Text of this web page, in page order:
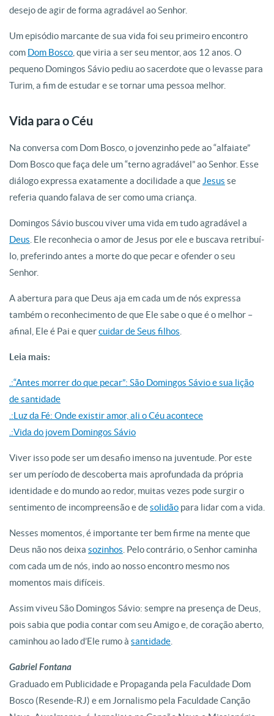
desejo de agir de forma agradável ao Senhor.
Um episódio marcante de sua vida foi seu primeiro encontro
com Dom Bosco, que viria a ser seu mentor, aos 12 anos. O
pequeno Domingos Sávio pediu ao sacerdote que o levasse para
Turim, a fim de estudar e se tornar uma pessoa melhor.
Vida para o Céu
Na conversa com Dom Bosco, o jovenzinho pede ao “alfaiate”
Dom Bosco que faça dele um “terno agradável” ao Senhor. Esse
diálogo expressa exatamente a docilidade a queJesus se
referia quando falava de ser como uma criança.
Domingos Sávio buscou viver uma vida em tudo agradável a
Deus. Ele reconhecia o amor de Jesus por ele e buscava retribuí-
lo, preferindo antes a morte do que pecar e ofender o seu
Senhor.
A abertura para que Deus aja em cada um de nós expressa
também o reconhecimento de que Ele sabe o que é o melhor –
afinal, Ele é Pai e quercuidar de Seus filhos.
Leia mais:
.:“Antes morrer do que pecar”: São Domingos Sávio e sua lição
de santidade
.:Luz da Fé: Onde existir amor, ali o Céu acontece
.:Vida do jovem Domingos Sávio
Viver isso pode ser um desafio imenso na juventude. Por este
ser um período de descoberta mais aprofundada da própria
identidade e do mundo ao redor, muitas vezes pode surgir o
sentimento de incompreensão e desolidão para lidar com a vida.
Nesses momentos, é importante ter bem firme na mente que
Deus não nos deixa sozinhos. Pelo contrário, o Senhor caminha
com cada um de nós, indo ao nosso encontro mesmo nos
momentos mais difíceis.
Assim viveu São Domingos Sávio: sempre na presença de Deus,
pois sabia que podia contar com seu Amigo e, de coração aberto,
caminhou ao lado d’Ele rumo à santidade.
Gabriel Fontana
Graduado em Publicidade e Propaganda pela Faculdade Dom
Bosco (Resende-RJ) e em Jornalismo pela Faculdade Canção